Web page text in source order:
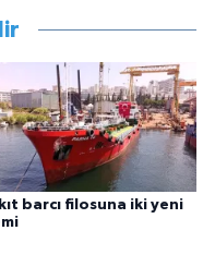
barcı filosuna iki yeni